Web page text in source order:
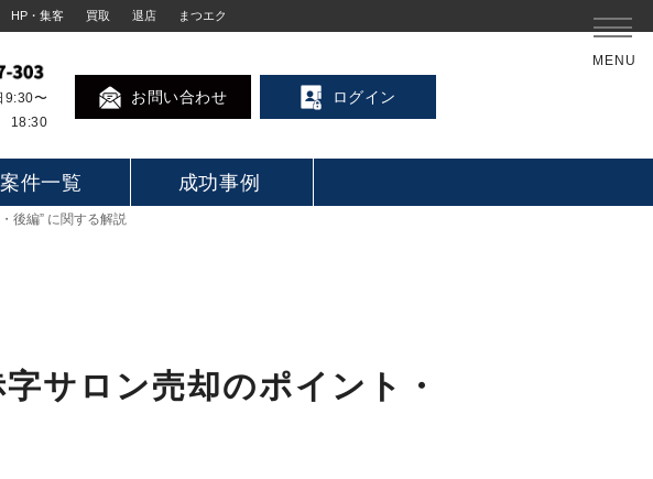
MENU
HP・集客 買取 退店 まつエク
9:30〜
18:30
お問い合わせ ログイン
件一覧 成功事例
後編” に関する解説
サロン売却のポイント・